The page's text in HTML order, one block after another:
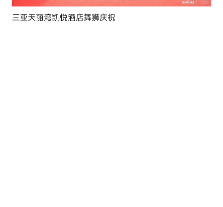
三亚天丽湾凯悦酒店舞狮庆祝